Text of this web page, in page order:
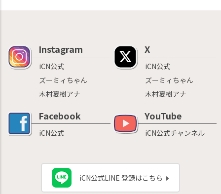
Instagram
iCN公式
ズーミィちゃん
木村夏樹アナ
X
iCN公式
ズーミィちゃん
木村夏樹アナ
Facebook
iCN公式
YouTube
iCN公式チャンネル
iCN公式LINE 登録はこちら